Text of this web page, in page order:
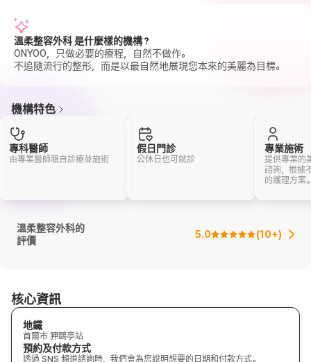
溫柔整容外科 是什麼樣的機構？
ONYOO，只做必要的療程，自然不做作。
不追隨流行的整形，而是以最自然地展現您本來的美麗為目標。
機構特色
專科醫師
由專業醫師親自診療並施術
假日門診
公休日也可就診
專業施術
提供專業的
諮詢，根據
的護理方案
溫柔整容外科的
評價
5.0 (10+)
核心資訊
地鐵
首爾市 狎鷗亭站
預約及付款方式
透過 SNS 頻道諮詢時，我們會為您說明想要的日期和付款方式。